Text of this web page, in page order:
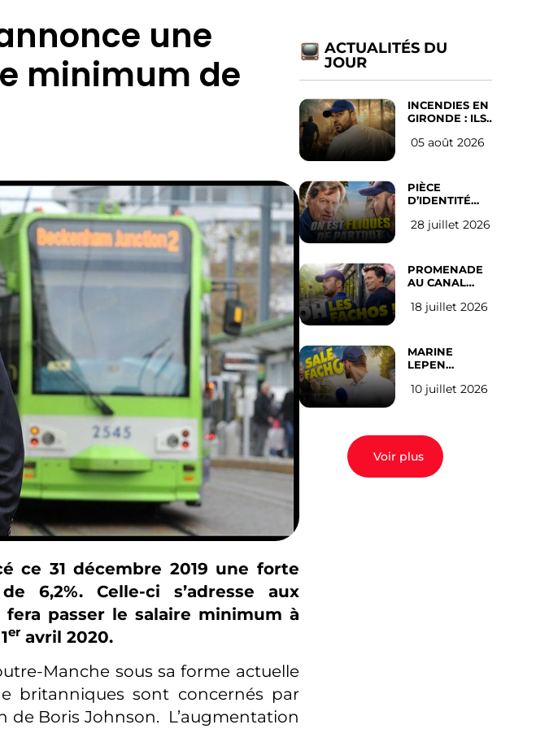
une
minimum de
ce 31 décembre 2019 une forte
6,2%. Celle-ci s’adresse aux
passer le salaire minimum à
eravril 2020.
Manche sous sa forme actuelle
britanniques sont concernés par
de Boris Johnson. L’augmentation
ACTUALITÉS DU
JOUR
INCENDIES EN
GIRONDE : ILS
D’ABANDONNER
05 août 2026
PIÈCE
D’IDENTITÉ
SUR LES
l’avis des
Français
28 juillet 2026
PROMENADE
AU CANAL
(les gauchistes
18 juillet 2026
MARINE
LEPEN
EN 2027 : l’avis
10 juillet 2026
Voir plus